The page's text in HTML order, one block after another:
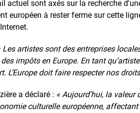
actuel sont axés sur la recherche
européen à rester ferme sur cette
Les artistes sont des entreprises
impôts en Europe. En tant
L’Europe doit faire respecter nos
a déclaré : « Aujourd'hui, la valeur
culturelle européenne,